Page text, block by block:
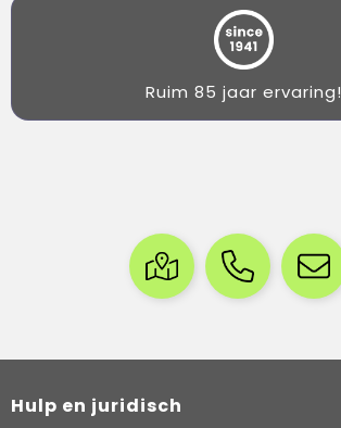
Ruim 85 jaar ervaring!
Hulp en juridisch